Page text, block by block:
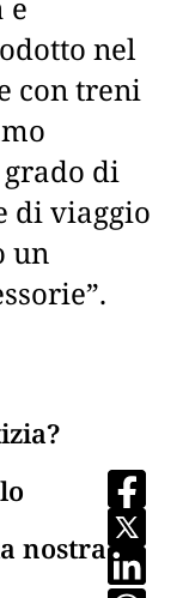
nel
con treni
di
di viaggio
un
nostra